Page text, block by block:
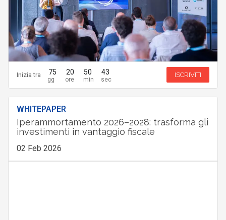
Inizia tra 75 20 50 43 ISCRIVITI
WHITEPAPER
Iperammortamento 2026–2028: trasforma gli
investimenti in vantaggio fiscale
02 Feb 2026